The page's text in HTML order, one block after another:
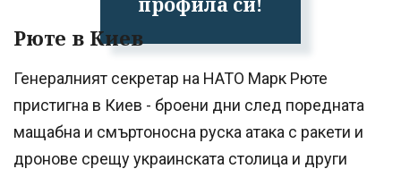
Рюте в Киев
Генералният секретар на НАТО Марк Рюте
пристигна в Киев - броени дни след поредната
мащабна и смъртоносна руска атака с ракети и
дронове срещу украинската столица и други